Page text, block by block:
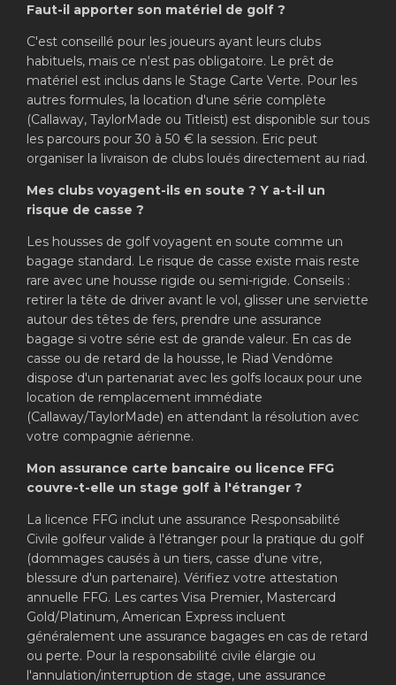
Faut-il apporter son matériel de golf ?
C'est conseillé pour les joueurs ayant leurs clubs
habituels, mais ce n'est pas obligatoire. Le prêt de
matériel est inclus dans le Stage Carte Verte. Pour les
autres formules, la location d'une série complète
(Callaway, TaylorMade ou Titleist) est disponible sur tous
les parcours pour 30 à 50 € la session. Eric peut
organiser la livraison de clubs loués directement au riad.
Mes clubs voyagent-ils en soute ? Y a-t-il un
risque de casse ?
Les housses de golf voyagent en soute comme un
bagage standard. Le risque de casse existe mais reste
rare avec une housse rigide ou semi-rigide. Conseils :
retirer la tête de driver avant le vol, glisser une serviette
autour des têtes de fers, prendre une assurance
bagage si votre série est de grande valeur. En cas de
casse ou de retard de la housse, le Riad Vendôme
dispose d'un partenariat avec les golfs locaux pour une
location de remplacement immédiate
(Callaway/TaylorMade) en attendant la résolution avec
votre compagnie aérienne.
Mon assurance carte bancaire ou licence FFG
couvre-t-elle un stage golf à l'étranger ?
La licence FFG inclut une assurance Responsabilité
Civile golfeur valide à l'étranger pour la pratique du golf
(dommages causés à un tiers, casse d'une vitre,
blessure d'un partenaire). Vérifiez votre attestation
annuelle FFG. Les cartes Visa Premier, Mastercard
Gold/Platinum, American Express incluent
généralement une assurance bagages en cas de retard
ou perte. Pour la responsabilité civile élargie ou
l'annulation/interruption de stage, une assurance